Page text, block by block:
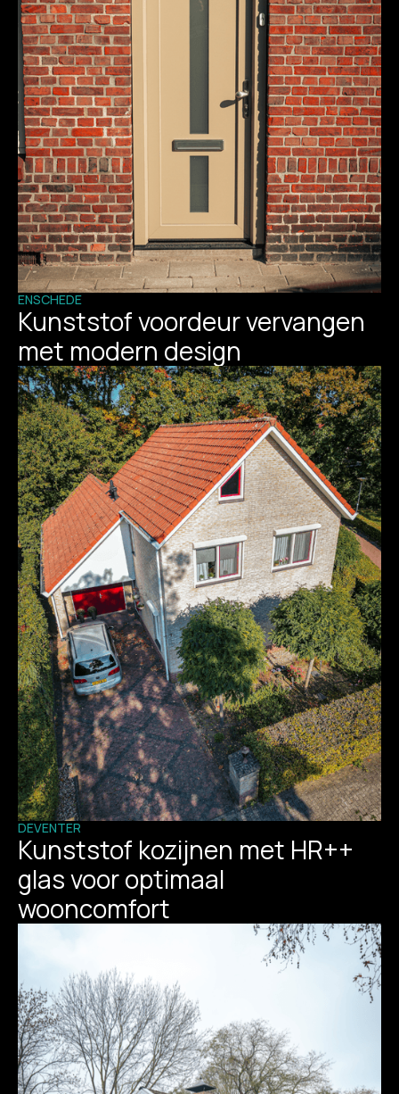
ENSCHEDE
Kunststof voordeur vervangen
met modern design
DEVENTER
Kunststof kozijnen met HR++
glas voor optimaal
wooncomfort